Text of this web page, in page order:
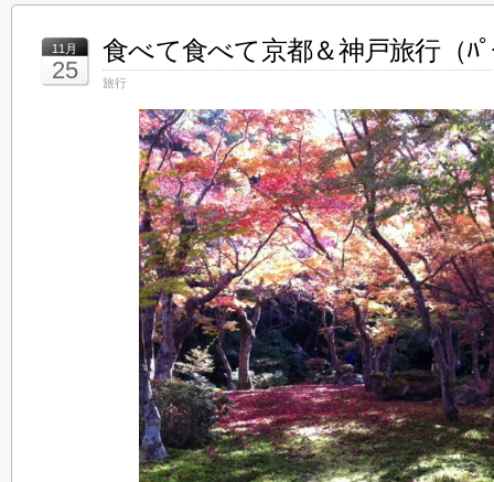
11月
25
食べて食べて京都＆神戸旅行（ﾊﾟ
旅行